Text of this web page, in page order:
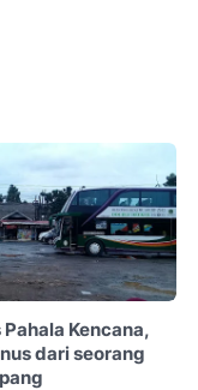
Pahala Kencana,
dari seorang